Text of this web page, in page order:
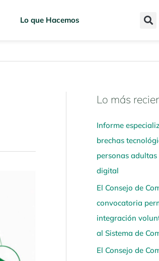
Lo que Hacemos
Lo más
Informe
brechas
personas
digital
El Consejo de
convocatoria
integración
al Sistema de
El Consejo de
N
v
e
g
a
a
q
u
í